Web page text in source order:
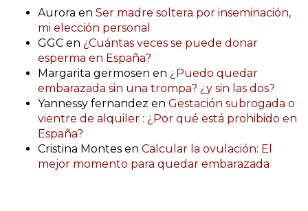
Aurora en Ser madre soltera por inseminación,
mi elección personal
GGC en ¿Cuántas veces se puede donar
esperma en España?
Margarita germosen en ¿Puedo quedar
embarazada sin una trompa? ¿y sin las dos?
Yannessy fernandez en Gestación subrogada o
vientre de alquiler : ¿Por qué está prohibido en
España?
Cristina Montes en Calcular la ovulación: El
mejor momento para quedar embarazada